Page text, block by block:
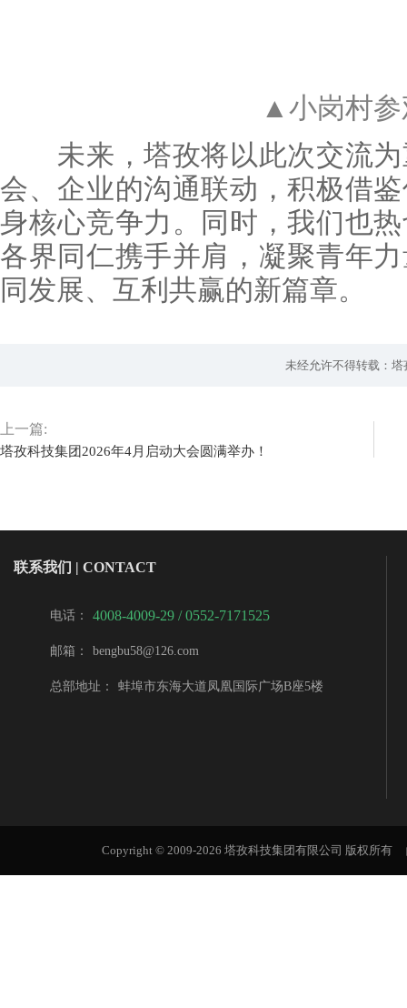
▲小岗村参
未来，塔孜将以此次交流为
会、企业的沟通联动，积极借
身核心竞争力。同时，我们也
各界同仁携手并肩，凝聚青年
同发展、互利共赢的新篇章。
未经允许不得转载：塔
上一篇:
塔孜科技集团2026年4月启动大会圆满举办！
联系我们 | CONTACT
电话 ： 4008-4009-29 / 0552-7171525
邮箱 ： bengbu58@126.com
总部地址 ： 蚌埠市东海大道凤凰国际广场B座5楼
Copyright © 2009-2026 塔孜科技集团有限公司 版权所有